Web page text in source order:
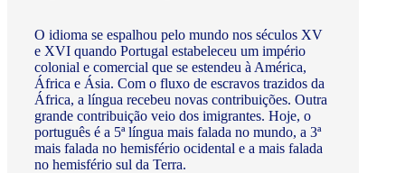
O idioma se espalhou pelo mundo nos séculos XV
e XVI quando Portugal estabeleceu um império
colonial e comercial que se estendeu à América,
África e Ásia. Com o fluxo de escravos trazidos da
África, a língua recebeu novas contribuições. Outra
grande contribuição veio dos imigrantes. Hoje, o
português é a 5ª língua mais falada no mundo, a 3ª
mais falada no hemisfério ocidental e a mais falada
no hemisfério sul da Terra.